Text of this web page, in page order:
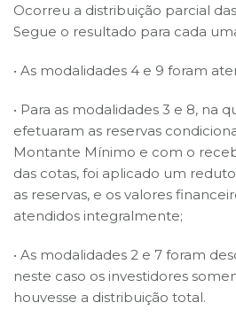
Ocorreu a distribuição parcial
Segue o resultado para cada
• As modalidades 4 e 9 foram
• Para as modalidades 3 e 8, na
efetuaram as reservas
Montante Mínimo e com o
das cotas, foi aplicado um
as reservas, e os valores
atendidos integralmente;
• As modalidades 2 e 7 foram
neste caso os investidores
houvesse a distribuição total.